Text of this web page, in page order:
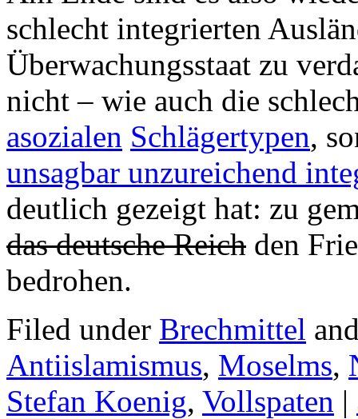
schlecht integrierten
Überwachungsstaat zu
nicht – wie auch die
asozialen Schlägertypen,
unsagbar unzureichend
deutlich gezeigt hat: zu
das deutsche Reich den
bedrohen.
Filed under Brechmittel
Antiislamismus, Moselms,
Stefan Koenig, Vollspaten |